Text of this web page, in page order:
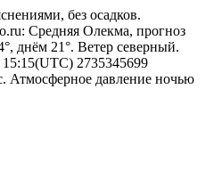
без осадков.
Средняя Олекма, прогноз
днём 21°. Ветер северный.
15:15(UTC) 2735345699
Атмосферное давление ночью